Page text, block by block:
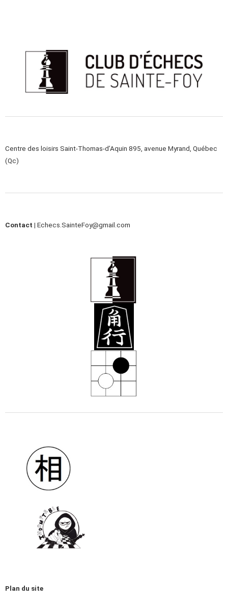
Centre des loisirs Saint-Thomas-d’Aquin 895, avenue Myrand, Québec
(Qc)
Contact | Echecs.SainteFoy@gmail.com
Plan du site